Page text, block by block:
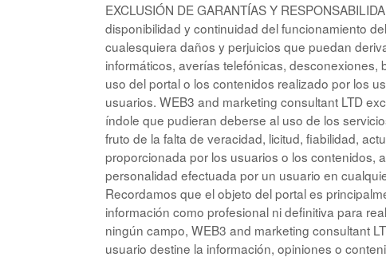
EXCLUSIÓN DE GARANTÍAS Y
disponibilidad y continuidad del funcionamiento
cualesquiera daños y perjuicios que puedan
informáticos, averías telefónicas,
uso del portal o los contenidos realizado por los
usuarios. WEB3 and marketing consultant LTD
índole que pudieran deberse al uso de los
fruto de la falta de veracidad, licitud, fiabilidad,
proporcionada por los usuarios o los contenidos,
personalidad efectuada por un usuario en
Recordamos que el objeto del portal es
información como profesional ni definitiva para
ningún campo, WEB3 and marketing consultant
usuario destine la información, opiniones o